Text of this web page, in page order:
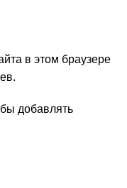
в этом браузере
добавлять